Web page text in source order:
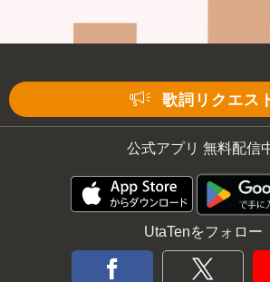
歌詞リクエス
公式アプリ 無料配信
UtaTenをフォロー